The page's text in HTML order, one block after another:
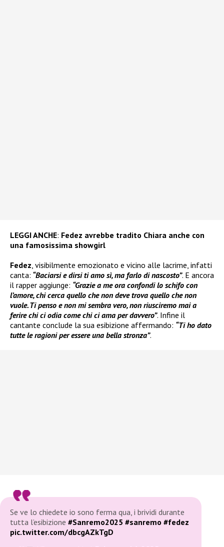
LEGGI ANCHE: Fedez avrebbe tradito Chiara anche con
una famosissima showgirl
Fedez, visibilmente emozionato e vicino alle lacrime, infatti
canta: “Baciarsi e dirsi ti amo sì, ma farlo di nascosto”. E ancora
il rapper aggiunge: “Grazie a me ora confondi lo schifo con
l’amore, chi cerca quello che non deve trova quello che non
vuole. Ti penso e non mi sembra vero, non riusciremo mai a
ferire chi ci odia come chi ci ama per davvero”. Infine il
cantante conclude la sua esibizione affermando: “Ti ho dato
tutte le ragioni per essere una bella stronza”.
Se ve lo chiedete io sono ferma qua, i brividi durante
tutta l’esibizione #Sanremo2025 #sanremo #fedez
pic.twitter.com/dbcgAZkTgD